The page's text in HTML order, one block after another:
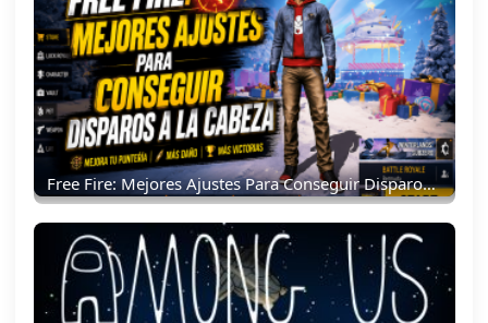
Free Fire: Mejores Ajustes Para Conseguir Disparos A La Cabeza